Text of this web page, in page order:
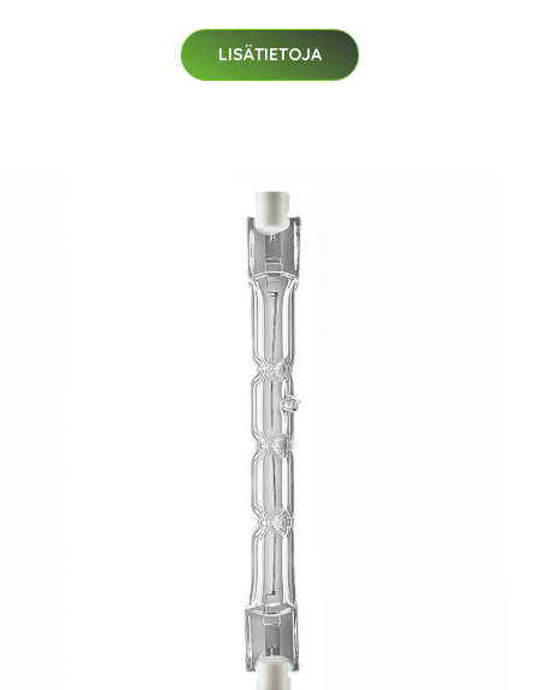
LISÄTIETOJA